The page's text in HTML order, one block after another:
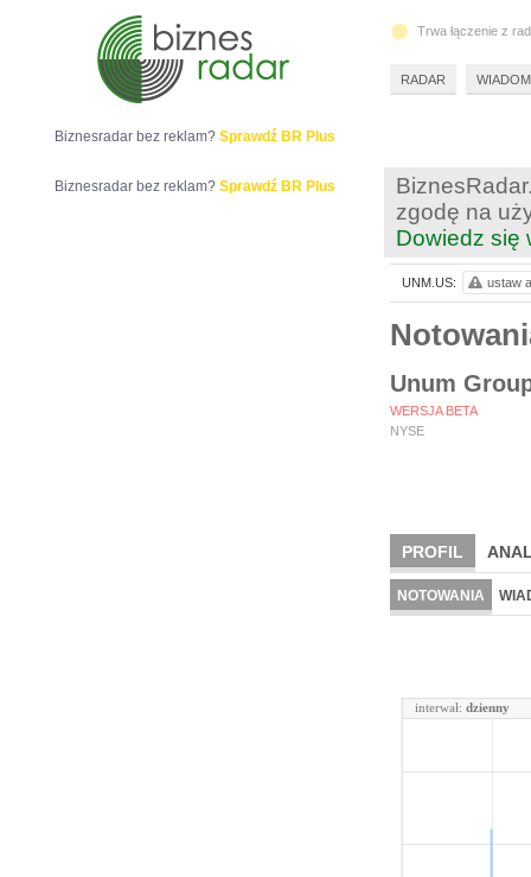
zgodę na
Dowiedz się
Unum
WERSJA BETA
NYSE
PROFIL
NOTOWANIA
interwał: dzienny
UNM.US: ustaw
Biznesradar bez reklam? Sprawdź BR Plus
Biznesradar bez reklam? Sprawdź BR Plus
Trwa łączenie z
RADAR